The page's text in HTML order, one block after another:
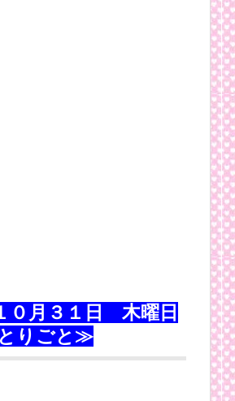
０月３１日 木曜日
とりごと≫